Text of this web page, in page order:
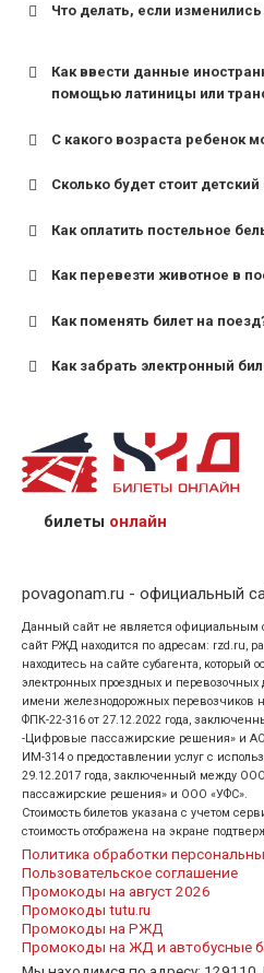
Что делать, если
Как ввести данные
помощью латиницы или
С какого возраста ребенок
для поездов дальнего
для пригородных поездов —
Сколько будет стоит детский
Как оплатить постельное
Как перевезти животное в
Как поменять билет на
Как забрать электронный
назвав кассиру 14-значный
предъявив удостоверение
кого оформлен билет.
билеты онлайн
povagonam.ru - официальный
Данный сайт не является
сайт РЖД находится по адресам: rzd.ru,
находитесь на сайте субагента, который
электронных проездных и перевозочных
имени железнодорожных перевозчиков
ФПК-22-316 от 27.12.2022 года,
-Цифровые пассажирские решения» и
ИМ-314 о предоставлении услуг с
29.12.2017 года, заключенный между
пассажирские решения» и ООО «УФС».
Стоимость билетов указана с учетом
стоимость отображена на экране
Политика обработки
Пользовательское соглашение
Промокоды на август 2026
Промокоды tutu.ru
Промокоды на РЖД
Промокоды на ЖД и автобусные